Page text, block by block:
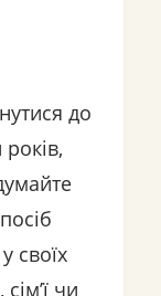
до
своїх
чи